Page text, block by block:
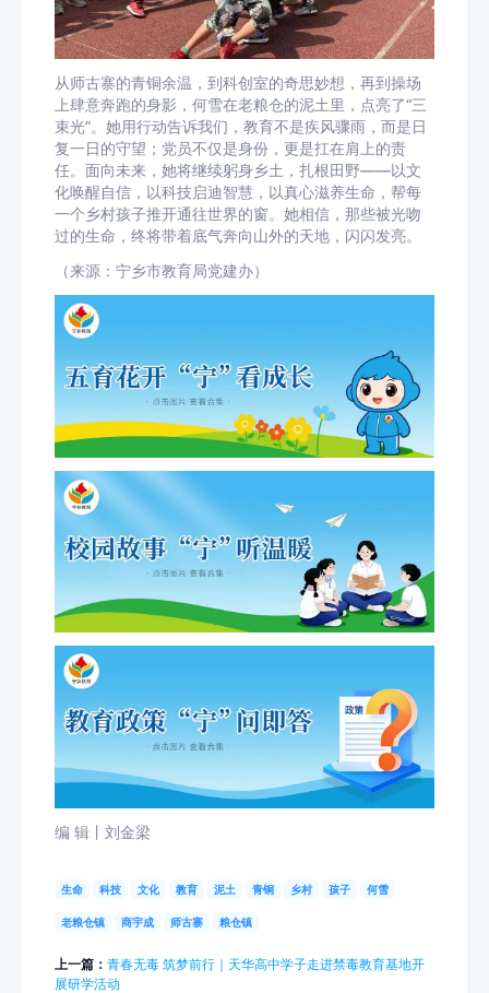
从师古寨的青铜余温，到科创室的奇思妙想，再到操场
上肆意奔跑的身影，何雪在老粮仓的泥土里，点亮了“三
束光”。她用行动告诉我们，教育不是疾风骤雨，而是日
复一日的守望；党员不仅是身份，更是扛在肩上的责
任。面向未来，她将继续躬身乡土，扎根田野——以文
化唤醒自信，以科技启迪智慧，以真心滋养生命，帮每
一个乡村孩子推开通往世界的窗。她相信，那些被光吻
过的生命，终将带着底气奔向山外的天地，闪闪发亮。
（来源：宁乡市教育局党建办）
编 辑丨刘金梁
生命 科技 文化 教育 泥土 青铜 乡村 孩子 何雪
老粮仓镇 商宇成 师古寨 粮仓镇
上一篇： 青春无毒 筑梦前行｜天华高中学子走进禁毒教育基地开
展研学活动